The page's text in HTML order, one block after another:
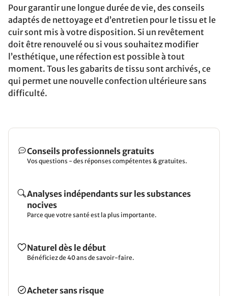
Pour garantir une longue durée de vie, des conseils
adaptés de nettoyage et d’entretien pour le tissu et le
cuir sont mis à votre disposition. Si un revêtement
doit être renouvelé ou si vous souhaitez modifier
l’esthétique, une réfection est possible à tout
moment. Tous les gabarits de tissu sont archivés, ce
qui permet une nouvelle confection ultérieure sans
difficulté.
Conseils professionnels gratuits
Vos questions - des réponses compétentes & gratuites.
Analyses indépendants sur les substances
nocives
Parce que votre santé est la plus importante.
Naturel dès le début
Bénéficiez de 40 ans de savoir-faire.
Acheter sans risque